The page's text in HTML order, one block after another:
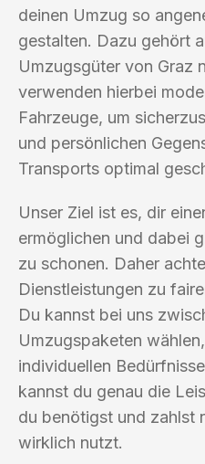
deinen Umzug so
gestalten. Dazu gehört
Umzugsgüter von Graz
verwenden hierbei
Fahrzeuge, um
und persönlichen
Transports optimal
Unser Ziel ist es, dir
ermöglichen und dabei
zu schonen. Daher
Dienstleistungen zu
Du kannst bei uns
Umzugspaketen
individuellen
kannst du genau die
du benötigst und zahlst
wirklich nutzt.